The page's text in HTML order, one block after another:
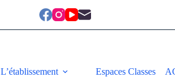
L’établissement Espaces Classes